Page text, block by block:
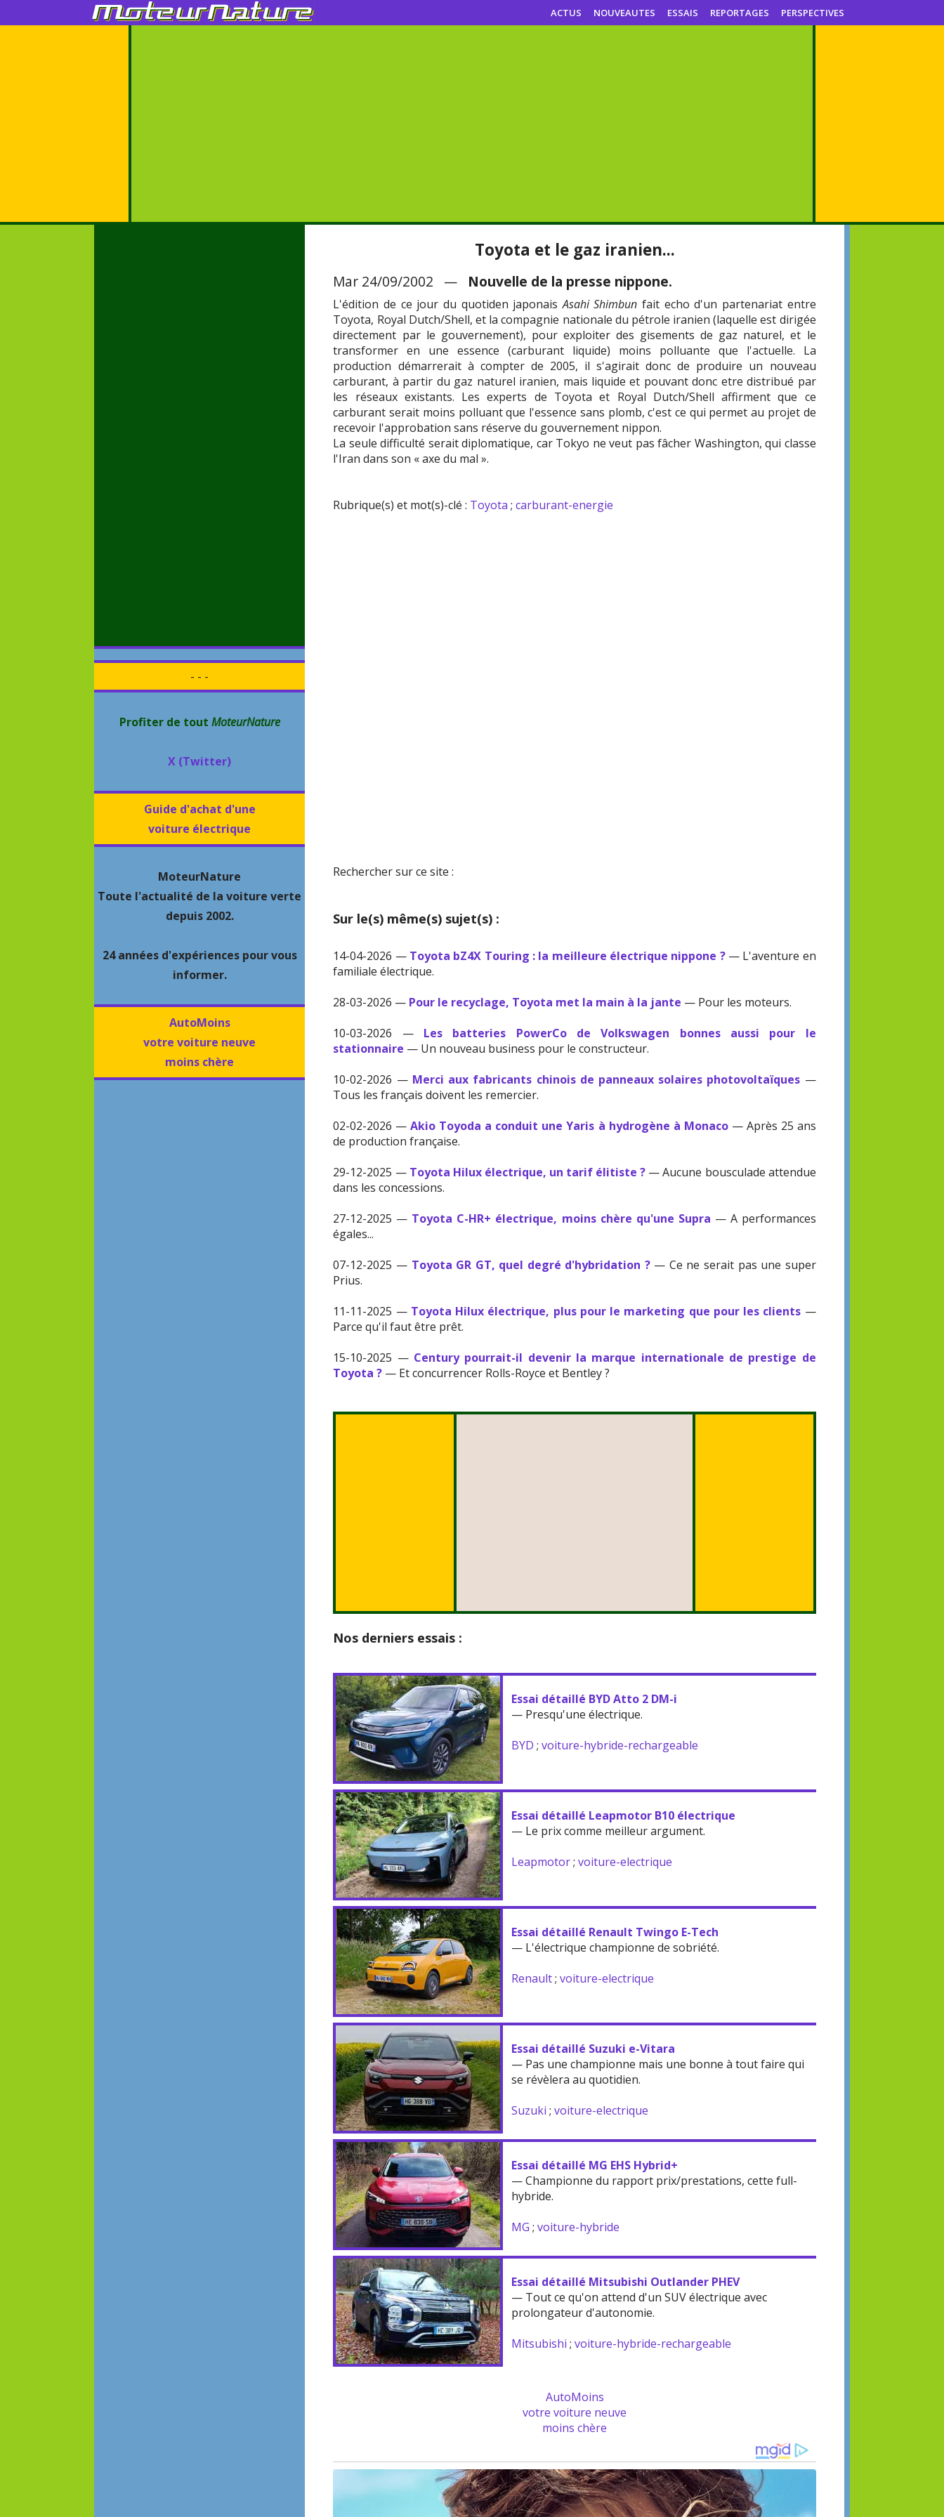
ACTUS NOUVEAUTES ESSAIS REPORTAGES PERSPECTIVES
- - -
Profiter de tout MoteurNature
X (Twitter)
Guide d'achat d'une
voiture électrique
MoteurNature
Toute l'actualité de la voiture verte
depuis 2002.
24 années d'expériences pour vous
informer.
AutoMoins
votre voiture neuve
moins chère
Toyota et le gaz iranien...
Mar 24/09/2002 — Nouvelle de la presse nippone.
L'édition de ce jour du quotiden japonaisAsahi Shimbun fait echo d'un partenariat entre
Toyota, Royal Dutch/Shell, et la compagnie nationale du pétrole iranien (laquelle est dirigée
directement par le gouvernement), pour exploiter des gisements de gaz naturel, et le
transformer en une essence (carburant liquide) moins polluante que l'actuelle. La
production démarrerait à compter de 2005, il s'agirait donc de produire un nouveau
carburant, à partir du gaz naturel iranien, mais liquide et pouvant donc etre distribué par
les réseaux existants. Les experts de Toyota et Royal Dutch/Shell affirment que ce
carburant serait moins polluant que l'essence sans plomb, c'est ce qui permet au projet de
recevoir l'approbation sans réserve du gouvernement nippon.
La seule difficulté serait diplomatique, car Tokyo ne veut pas fâcher Washington, qui classe
l'Iran dans son « axe du mal ».
Rubrique(s) et mot(s)-clé : Toyota ;carburant-energie
Rechercher sur ce site :
Sur le(s) même(s) sujet(s) :
14-04-2026 — Toyota bZ4X Touring : la meilleure électrique nippone ?— L'aventure en
familiale électrique.
28-03-2026 — Pour le recyclage, Toyota met la main à la jante — Pour les moteurs.
10-03-2026 — Les batteries PowerCo de Volkswagen bonnes aussi pour le
stationnaire — Un nouveau business pour le constructeur.
10-02-2026 — Merci aux fabricants chinois de panneaux solaires photovoltaïques —
Tous les français doivent les remercier.
02-02-2026 —Akio Toyoda a conduit une Yaris à hydrogène à Monaco— Après 25 ans
de production française.
29-12-2025 — Toyota Hilux électrique, un tarif élitiste ? — Aucune bousculade attendue
dans les concessions.
27-12-2025 — Toyota C-HR+ électrique, moins chère qu'une Supra — A performances
égales...
07-12-2025 — Toyota GR GT, quel degré d'hybridation ?— Ce ne serait pas une super
Prius.
11-11-2025 — Toyota Hilux électrique, plus pour le marketing que pour les clients —
Parce qu'il faut être prêt.
15-10-2025 — Century pourrait-il devenir la marque internationale de prestige de
Toyota ? — Et concurrencer Rolls-Royce et Bentley ?
Nos derniers essais :
Essai détaillé BYD Atto 2 DM-i
— Presqu'une électrique.
BYD ;voiture-hybride-rechargeable
Essai détaillé Leapmotor B10 électrique
— Le prix comme meilleur argument.
Leapmotor;voiture-electrique
Essai détaillé Renault Twingo E-Tech
— L'électrique championne de sobriété.
Renault;voiture-electrique
Essai détaillé Suzuki e-Vitara
— Pas une championne mais une bonne à tout faire qui
se révèlera au quotidien.
Suzuki ;voiture-electrique
Essai détaillé MG EHS Hybrid+
— Championne du rapport prix/prestations, cette full-
hybride.
MG ;voiture-hybride
Essai détaillé Mitsubishi Outlander PHEV
— Tout ce qu'on attend d'un SUV électrique avec
prolongateur d'autonomie.
Mitsubishi ;voiture-hybride-rechargeable
AutoMoins
votre voiture neuve
moins chère